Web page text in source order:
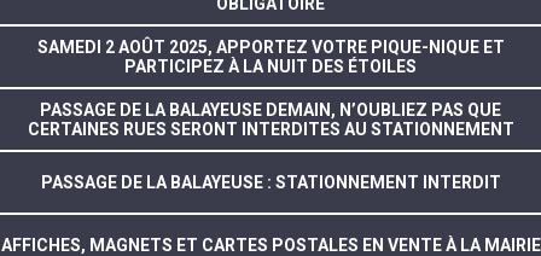
SAMEDI 2 AOÛT 2025, APPORTEZ VOTRE PIQUE-NIQUE ET
PARTICIPEZ À LA NUIT DES ÉTOILES
PASSAGE DE LA BALAYEUSE DEMAIN, N’OUBLIEZ PAS QUE
CERTAINES RUES SERONT INTERDITES AU STATIONNEMENT
PASSAGE DE LA BALAYEUSE : STATIONNEMENT INTERDIT
AFFICHES, MAGNETS ET CARTES POSTALES EN VENTE À LA MAIRIE